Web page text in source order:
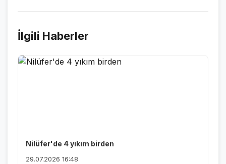
İlgili Haberler
Nilüfer'de 4 yıkım birden
29.07.2026 16:48